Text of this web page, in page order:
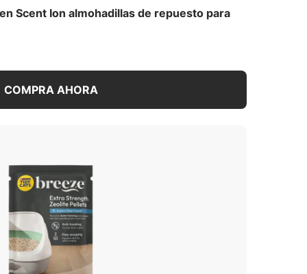
Scent Ion almohadillas de repuesto para
COMPRA AHORA